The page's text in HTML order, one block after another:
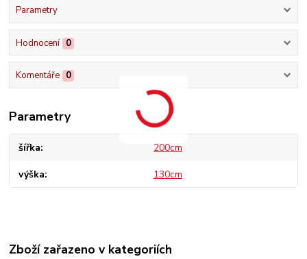
Parametry
Hodnocení 0
Komentáře 0
Parametry
šířka 200cm
výška 130cm
Zboží zařazeno v kategoriích